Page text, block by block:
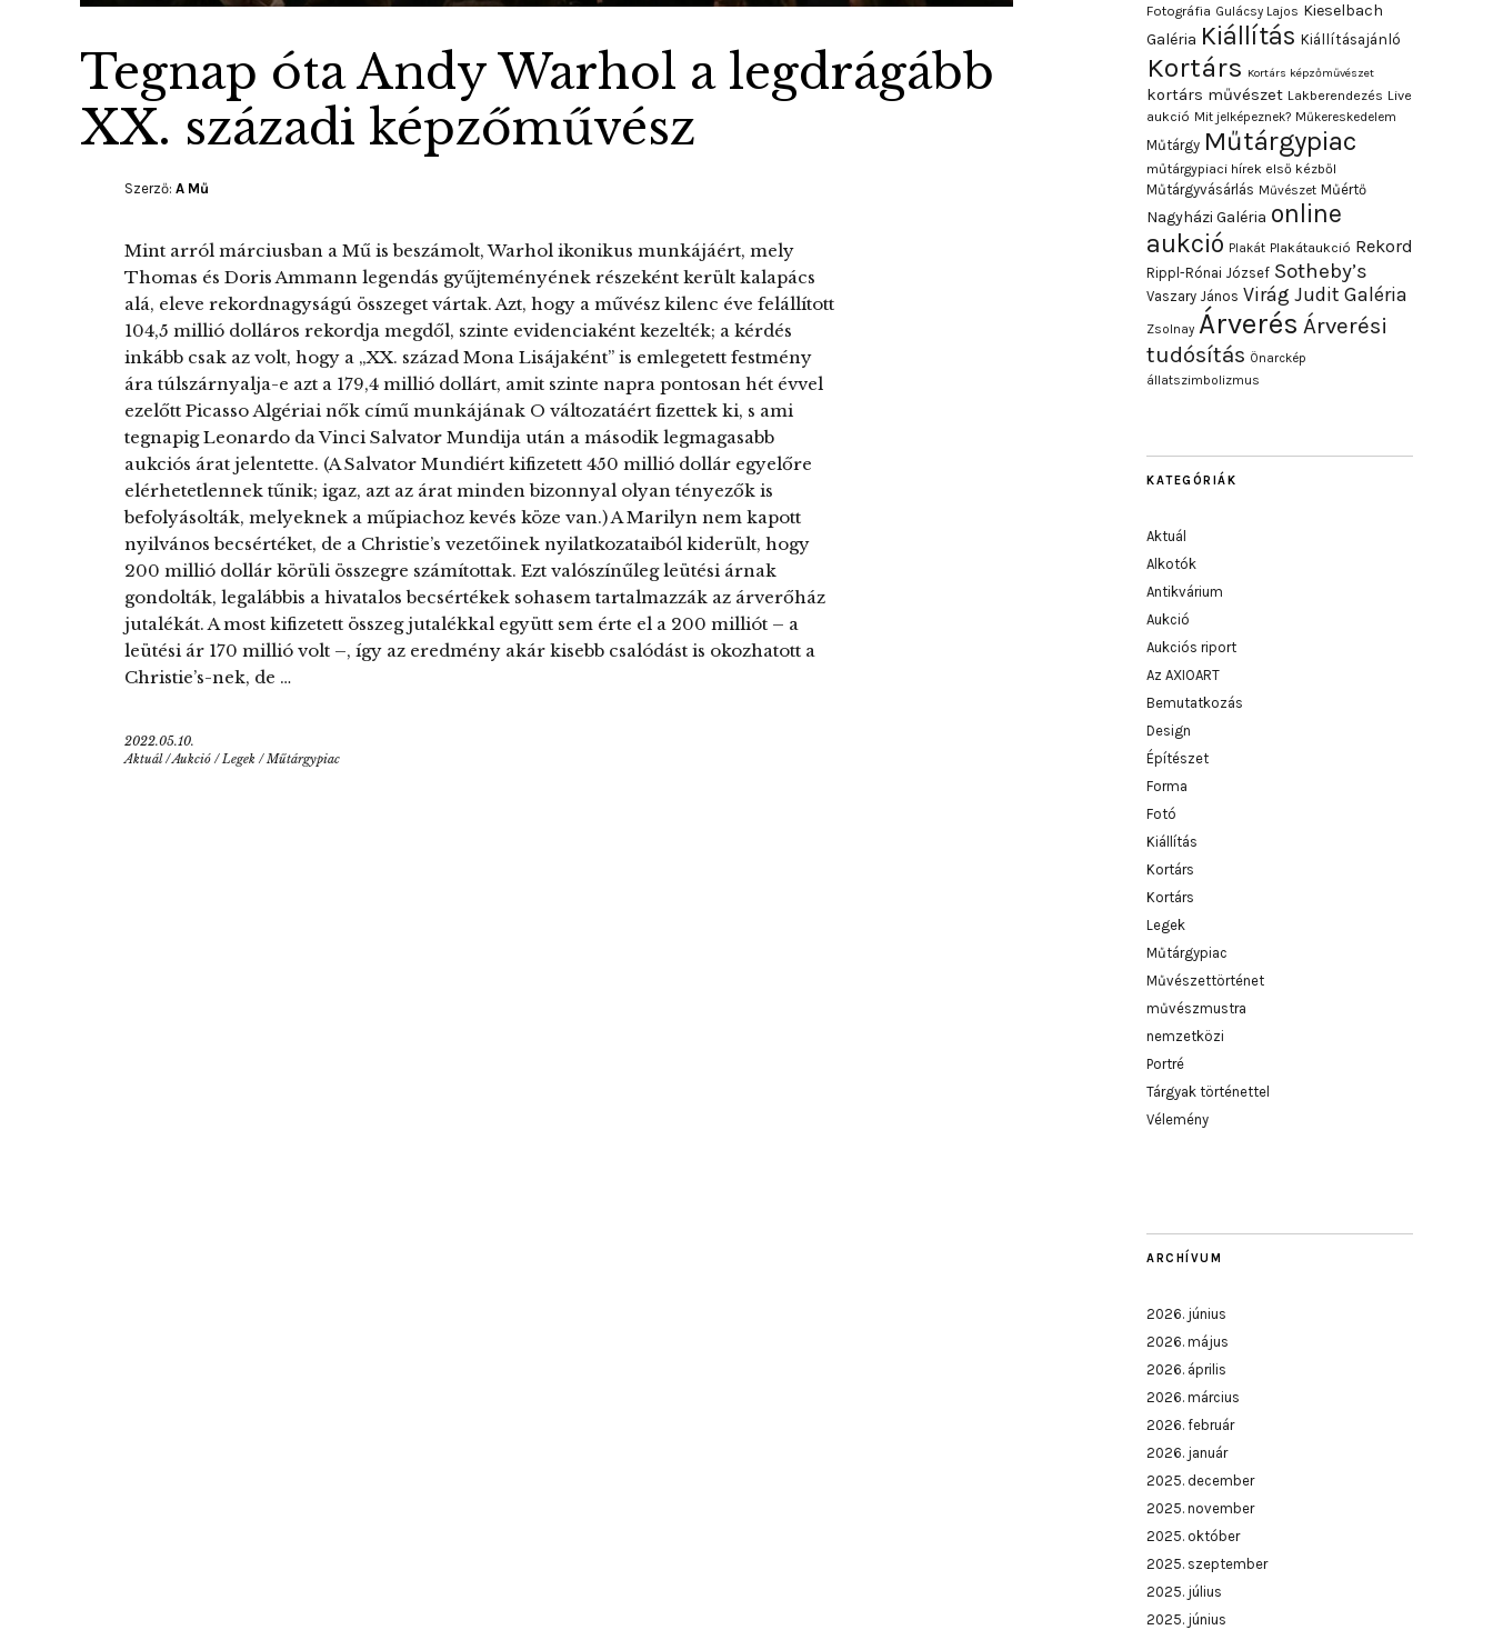
Tegnap óta Andy Warhol a legdrágább
XX. századi képzőművész
Szerző: A Mű
Mint arról márciusban a Mű is beszámolt, Warhol ikonikus munkájáért, mely
Thomas és Doris Ammann legendás gyűjteményének részeként került kalapács
alá, eleve rekordnagyságú összeget vártak. Azt, hogy a művész kilenc éve felállított
104,5 millió dolláros rekordja megdől, szinte evidenciaként kezelték; a kérdés
inkább csak az volt, hogy a „XX. század Mona Lisájaként” is emlegetett festmény
ára túlszárnyalja-e azt a 179,4 millió dollárt, amit szinte napra pontosan hét évvel
ezelőtt Picasso Algériai nők című munkájának O változatáért fizettek ki, s ami
tegnapig Leonardo da Vinci Salvator Mundija után a második legmagasabb
aukciós árat jelentette. (A Salvator Mundiért kifizetett 450 millió dollár egyelőre
elérhetetlennek tűnik; igaz, azt az árat minden bizonnyal olyan tényezők is
befolyásolták, melyeknek a műpiachoz kevés köze van.) A Marilyn nem kapott
nyilvános becsértéket, de a Christie’s vezetőinek nyilatkozataiból kiderült, hogy
200 millió dollár körüli összegre számítottak. Ezt valószínűleg leütési árnak
gondolták, legalábbis a hivatalos becsértékek sohasem tartalmazzák az árverőház
jutalékát. A most kifizetett összeg jutalékkal együtt sem érte el a 200 milliót – a
leütési ár 170 millió volt –, így az eredmény akár kisebb csalódást is okozhatott a
Christie’s-nek, de …
2022.05.10.
Aktuál/Aukció / Legek / Műtárgypiac
Fotográfia Gulácsy Lajos Kieselbach
Galéria Kiállítás Kiállításajánló
Kortárs Kortárs képzőművészet
kortárs művészet Lakberendezés Live
aukció Mit jelképeznek? Műkereskedelem
Műtárgy Műtárgypiac
műtárgypiaci hírek első kézből
Műtárgyvásárlás Művészet Műértő
Nagyházi Galéria online
aukció Plakát Plakátaukció Rekord
Rippl-Rónai József Sotheby’s
Vaszary János Virág Judit Galéria
Zsolnay Árverés Árverési
tudósítás Önarckép
állatszimbolizmus
KATEGÓRIÁK
Aktuál
Alkotók
Antikvárium
Aukció
Aukciós riport
Az AXIOART
Bemutatkozás
Design
Építészet
Forma
Fotó
Kiállítás
Kortárs
Kortárs
Legek
Műtárgypiac
Művészettörténet
művészmustra
nemzetközi
Portré
Tárgyak történettel
Vélemény
ARCHÍVUM
2026. június
2026. május
2026. április
2026. március
2026. február
2026. január
2025. december
2025. november
2025. október
2025. szeptember
2025. július
2025. június